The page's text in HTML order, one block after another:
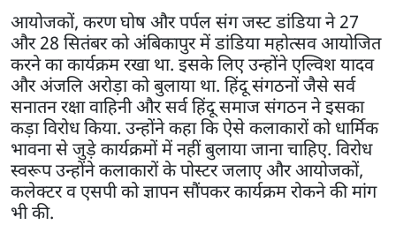
आयोजकों, करण घोष और पर्पल संग जस्ट डांडिया ने 27
और 28 सितंबर को अंबिकापुर में डांडिया महोत्सव आयोजित
करने का कार्यक्रम रखा था. इसके लिए उन्होंने एल्विश यादव
और अंजलि अरोड़ा को बुलाया था. हिंदू संगठनों जैसे सर्व
सनातन रक्षा वाहिनी और सर्व हिंदू समाज संगठन ने इसका
कड़ा विरोध किया. उन्होंने कहा कि ऐसे कलाकारों को धार्मिक
भावना से जुड़े कार्यक्रमों में नहीं बुलाया जाना चाहिए. विरोध
स्वरूप उन्होंने कलाकारों के पोस्टर जलाए और आयोजकों,
कलेक्टर व एसपी को ज्ञापन सौंपकर कार्यक्रम रोकने की मांग
भी की.